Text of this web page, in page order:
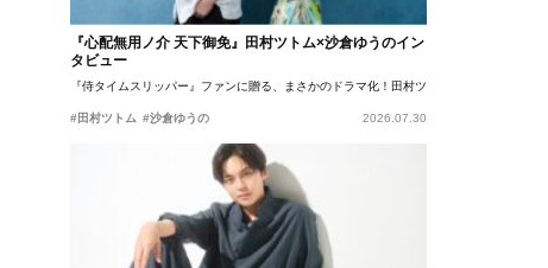
『心配無用ノ介 天下御免』田村ツトム×沙倉ゆうのイン
タビュー
『侍タイムスリッパー』ファンに贈る、まさかのドラマ化！田村ツトム×沙倉ゆうのが語
#田村ツトム #沙倉ゆうの 2026.07.30